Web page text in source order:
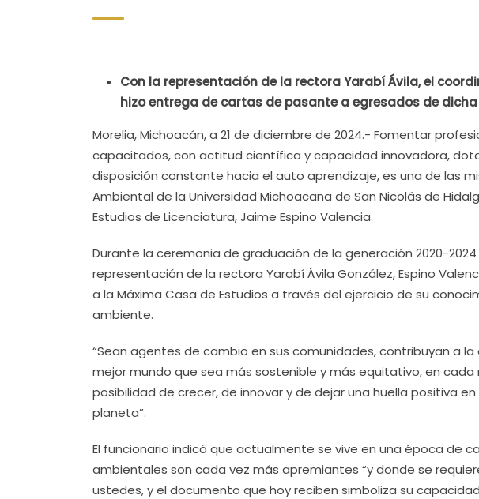
Con la representación de la rectora Yarabí Ávila, el
hizo entrega de cartas de pasante a egresados de
Morelia, Michoacán, a 21 de diciembre de 2024.- Fomentar
capacitados, con actitud científica y capacidad innovadora,
disposición constante hacia el auto aprendizaje, es una de las
Ambiental de la Universidad Michoacana de San Nicolás de
Estudios de Licenciatura, Jaime Espino Valencia.
Durante la ceremonia de graduación de la generación 2020-
representación de la rectora Yarabí Ávila González, Espino
a la Máxima Casa de Estudios a través del ejercicio de su
ambiente.
“Sean agentes de cambio en sus comunidades, contribuyan a
mejor mundo que sea más sostenible y más equitativo, en
posibilidad de crecer, de innovar y de dejar una huella positiva
planeta”.
El funcionario indicó que actualmente se vive en una época de
ambientales son cada vez más apremiantes “y donde se
ustedes, y el documento que hoy reciben simboliza su